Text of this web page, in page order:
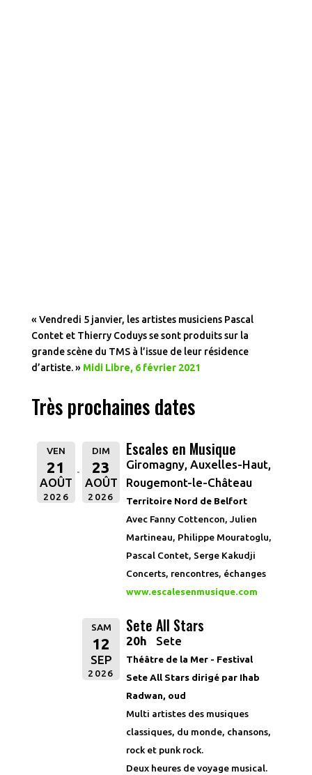
« Vendredi 5 janvier, les artistes musiciens Pascal
Contet et Thierry Coduys se sont produits sur la
grande scène du TMS à l’issue de leur résidence
d’artiste. » Midi Libre, 6 février 2021
Très prochaines dates
VEN
21
AOÛT
2026
DIM
23
AOÛT
2026
Escales en Musique
Giromagny, Auxelles-Haut,
Rougemont-le-Château
Territoire Nord de Belfort
Avec Fanny Cottencon, Julien
Martineau, Philippe Mouratoglu,
Pascal Contet, Serge Kakudji
Concerts, rencontres, échanges
www.escalesenmusique.com
SAM
12
SEP
2026
Sete All Stars
20h Sete
Théâtre de la Mer - Festival
Sete All Stars dirigé par Ihab
Radwan, oud
Multi artistes des musiques
classiques, du monde, chansons,
rock et punk rock.
Deux heures de voyage musical.